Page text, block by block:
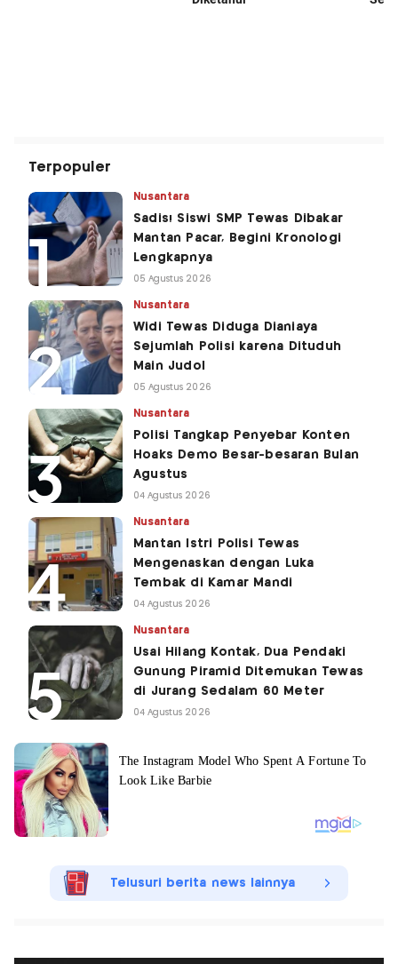
Terpopuler
Nusantara
Sadis! Siswi SMP Tewas Dibakar
Mantan Pacar, Begini Kronologi
Lengkapnya
05 Agustus 2026
Nusantara
Widi Tewas Diduga Dianiaya
Sejumlah Polisi karena Dituduh
Main Judol
05 Agustus 2026
Nusantara
Polisi Tangkap Penyebar Konten
Hoaks Demo Besar-besaran Bulan
Agustus
04 Agustus 2026
Nusantara
Mantan Istri Polisi Tewas
Mengenaskan dengan Luka
Tembak di Kamar Mandi
04 Agustus 2026
Nusantara
Usai Hilang Kontak, Dua Pendaki
Gunung Piramid Ditemukan Tewas
di Jurang Sedalam 60 Meter
04 Agustus 2026
Telusuri berita news lainnya